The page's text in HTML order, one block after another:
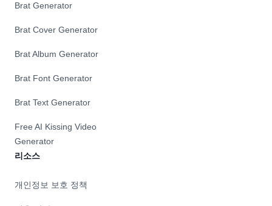
Brat Generator
Brat Cover Generator
Brat Album Generator
Brat Font Generator
Brat Text Generator
Free AI Kissing Video
Generator
리소스
개인정보 보호 정책